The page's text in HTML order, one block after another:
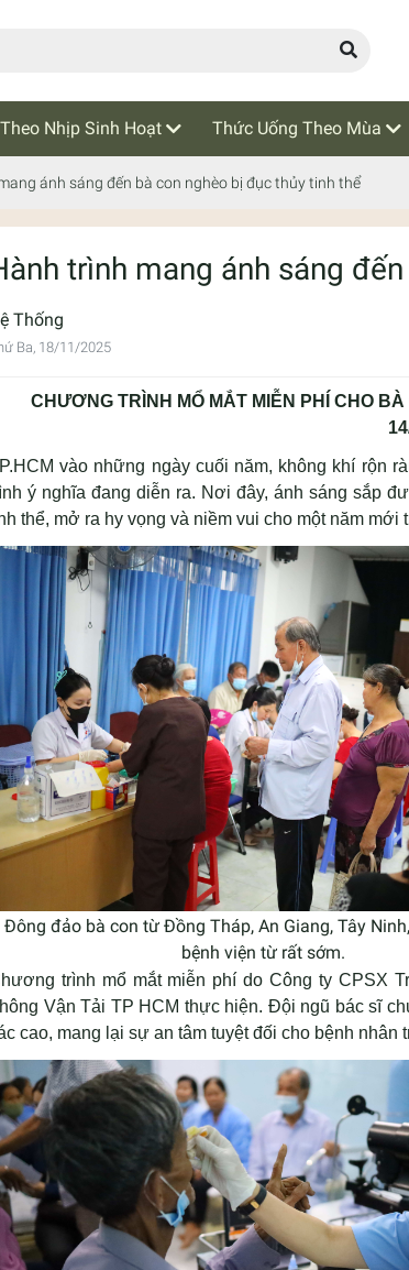
Nhịp Sinh Hoạt Thức Uống Theo Mùa
ánh sáng đến bà con nghèo bị đục thủy tinh thể
trình mang ánh sáng
Thống
Ba, 18/11/2025
CHƯƠNG TRÌNH MỔ MẮT MIỄN PHÍ CHO
vào những ngày cuối năm, không khí rộn
ý nghĩa đang diễn ra. Nơi đây, ánh sáng sắp
thể, mở ra hy vọng và niềm vui cho một năm mới
Đông đảo bà con từ Đồng Tháp, An Giang, Tây
bệnh viện từ rất sớm.
trình mổ mắt miễn phí do Công ty CPSX
Vận Tải TP HCM thực hiện. Đội ngũ bác sĩ
cao, mang lại sự an tâm tuyệt đối cho bệnh nhân